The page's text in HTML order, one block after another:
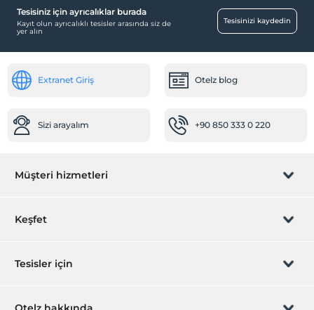
Tesisiniz için ayrıcalıklar burada
Kayıt olun ayrıcalıklı tesisler arasında siz de
yer alın
Tesisinizi kaydedin
Extranet Giriş Otelz blog
Sizi arayalım +90 850 333 0 220
Müşteri hizmetleri
Rezervasyon yönet
Keşfet
Hediye Kart
Tesisler için
Hemen tesisinizi ekleyin